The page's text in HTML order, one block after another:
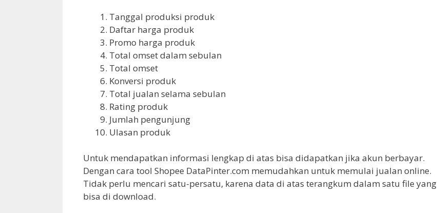
Tanggal produksi produk
Daftar harga produk
Promo harga produk
Total omset dalam sebulan
Total omset
Konversi produk
Total jualan selama sebulan
Rating produk
Jumlah pengunjung
Ulasan produk
Untuk mendapatkan informasi lengkap di atas bisa didapatkan jika akun berbayar.
Dengan cara tool Shopee DataPinter.com memudahkan untuk memulai jualan online.
Tidak perlu mencari satu-persatu, karena data di atas terangkum dalam satu file yang
bisa di download.